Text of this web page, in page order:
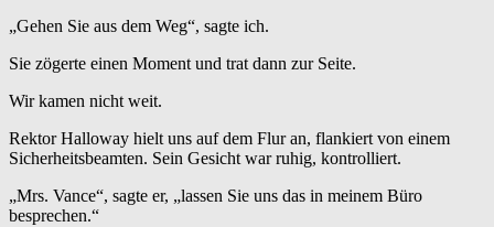
„Gehen Sie aus dem Weg“, sagte ich.
Sie zögerte einen Moment und trat dann zur Seite.
Wir kamen nicht weit.
Rektor Halloway hielt uns auf dem Flur an, flankiert von einem
Sicherheitsbeamten. Sein Gesicht war ruhig, kontrolliert.
„Mrs. Vance“, sagte er, „lassen Sie uns das in meinem Büro
besprechen.“